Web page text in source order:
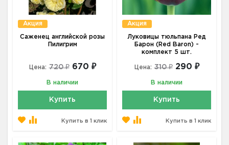
Акция
Саженец английской розы
Пилигрим
Цена: 720 ₽ 670 ₽
В наличии
Купить
Купить в 1 клик
Акция
Луковицы тюльпана Ред
Барон (Red Baron) -
комплект 5 шт.
Цена: 310 ₽ 290 ₽
В наличии
Купить
Купить в 1 клик